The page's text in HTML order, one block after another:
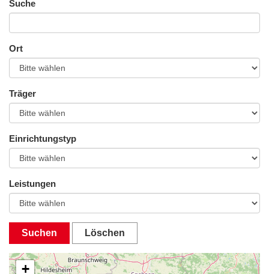
Suche
Ort
Träger
Einrichtungstyp
Leistungen
Suchen Löschen
+